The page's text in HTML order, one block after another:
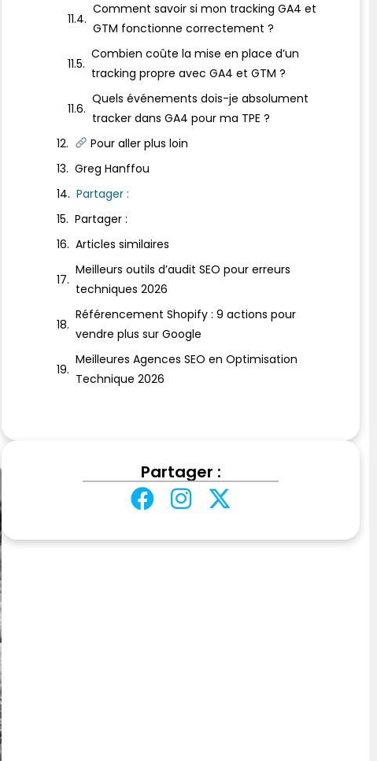
Comment savoir si mon tracking GA4 et
GTM fonctionne correctement ?
Combien coûte la mise en place d’un
tracking propre avec GA4 et GTM ?
Quels événements dois-je absolument
tracker dans GA4 pour ma TPE ?
Pour aller plus loin
Greg Hanffou
Partager :
Partager :
Articles similaires
Meilleurs outils d’audit SEO pour erreurs
techniques 2026
Référencement Shopify : 9 actions pour
vendre plus sur Google
Meilleures Agences SEO en Optimisation
Technique 2026
Partager :